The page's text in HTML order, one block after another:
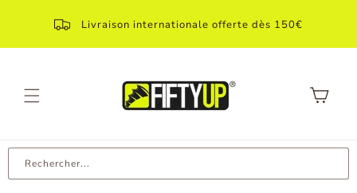
directement
au contenu
Livraison internationale offerte dès 150€
Panier
Rechercher...